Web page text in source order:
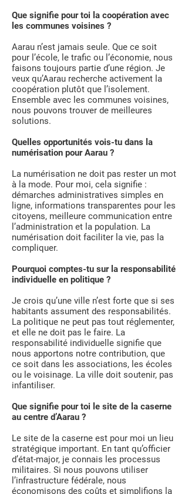
Que signifie pour toi la coopération avec
les communes voisines ?
Aarau n’est jamais seule. Que ce soit
pour l’école, le trafic ou l’économie, nous
faisons toujours partie d’une région. Je
veux qu’Aarau recherche activement la
coopération plutôt que l’isolement.
Ensemble avec les communes voisines,
nous pouvons trouver de meilleures
solutions.
Quelles opportunités vois-tu dans la
numérisation pour Aarau ?
La numérisation ne doit pas rester un mot
à la mode. Pour moi, cela signifie :
démarches administratives simples en
ligne, informations transparentes pour les
citoyens, meilleure communication entre
l’administration et la population. La
numérisation doit faciliter la vie, pas la
compliquer.
Pourquoi comptes-tu sur la responsabilité
individuelle en politique ?
Je crois qu’une ville n’est forte que si ses
habitants assument des responsabilités.
La politique ne peut pas tout réglementer,
et elle ne doit pas le faire. La
responsabilité individuelle signifie que
nous apportons notre contribution, que
ce soit dans les associations, les écoles
ou le voisinage. La ville doit soutenir, pas
infantiliser.
Que signifie pour toi le site de la caserne
au centre d’Aarau ?
Le site de la caserne est pour moi un lieu
stratégique important. En tant qu’officier
d’état-major, je connais les processus
militaires. Si nous pouvons utiliser
l’infrastructure fédérale, nous
économisons des coûts et simplifions la